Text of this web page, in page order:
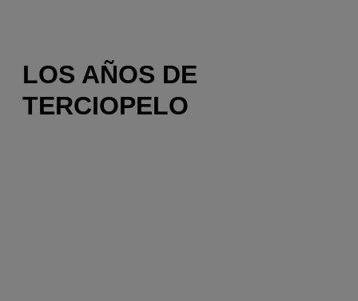
LOS AÑOS DE
TERCIOPELO